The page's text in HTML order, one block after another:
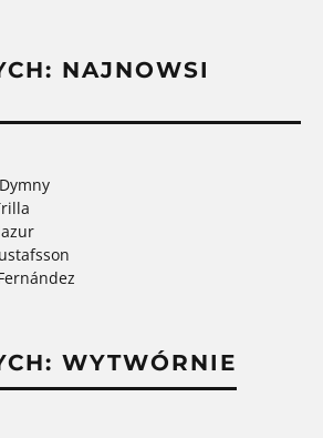
NAJNOWSI
WYTWÓRNIE